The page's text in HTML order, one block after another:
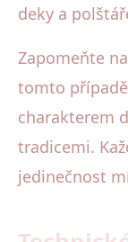
deky a
Zapomeňte
tomto
charakterem
tradicemi.
jedinečnost